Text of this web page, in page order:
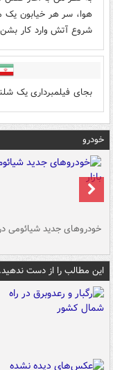
هوا، سر هر خیابون
شروع آتش وارد کار
بجای فیلمبرداری یک
خودرو
خودروهای جدید شیائومی در
این مطالب را از دست